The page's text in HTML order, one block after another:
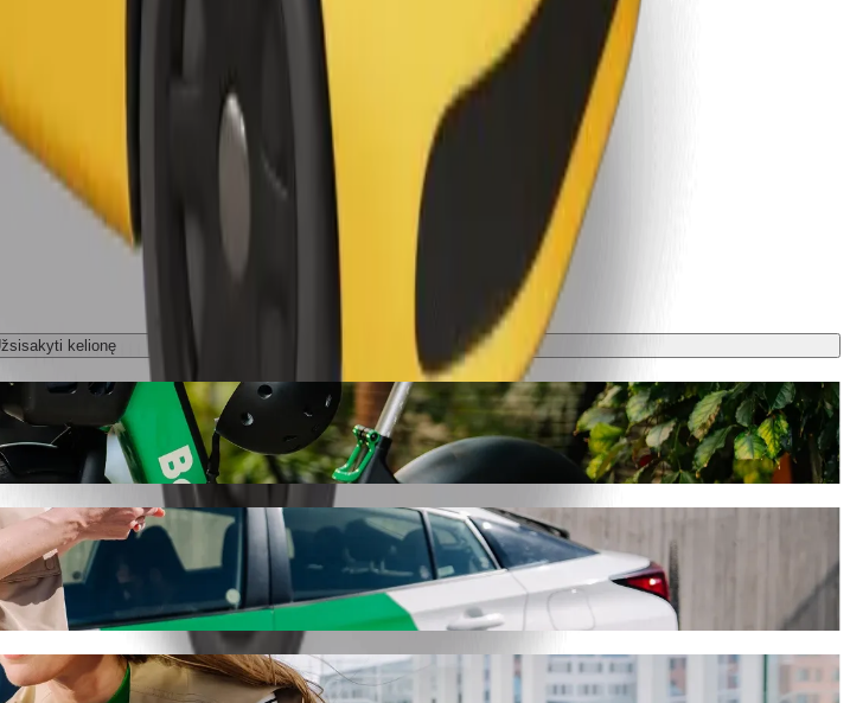
kelionę
su „Bolt“
truks apie 11 min. ir kainuos maždaug 14,20 € EUR. Kad ir kokia proga bebūtų, rasime jums tinkamiausią
į Le Trégor